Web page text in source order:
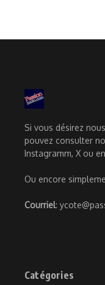
Si vous désirez
pouvez consulter
Instagramm, X ou
Ou encore
Courriel:
Catégories